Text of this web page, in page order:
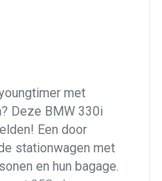
dak
met
Deze BMW 330i
Een door
stationwagen met
en hun bagage.